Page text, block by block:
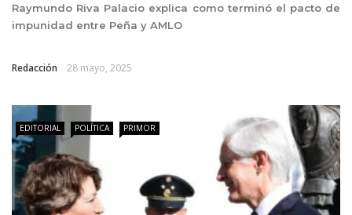
Raymundo Riva Palacio explica como terminó el pacto de
impunidad entre Peña y AMLO
Redacción 28 mayo, 2025
EDITORIAL POLÍTICA PRIMOR